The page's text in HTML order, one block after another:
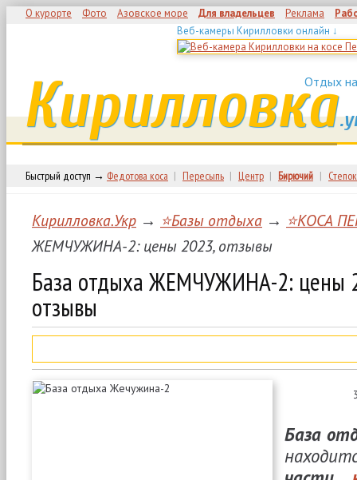
О курорте Фото Азовское море Для владельцев Реклама
Веб-камеры Кирилловки онлайн ↓
Отдых
Кирилловка
Быстрый доступ → Федотова коса | Пересыпь | Центр | Бирючий | Степок
Кирилловка.Укр → ⭐Базы отдыха → ⭐КОСА
ЖЕМЧУЖИНА-2: цены 2023, отзывы
База отдыха ЖЕМЧУЖИНА-2: цены
отзывы
База